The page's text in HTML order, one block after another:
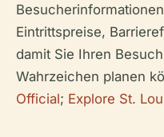
Eintrittspreise,
damit Sie Ihren
Wahrzeichen planen
Official; Explore St.